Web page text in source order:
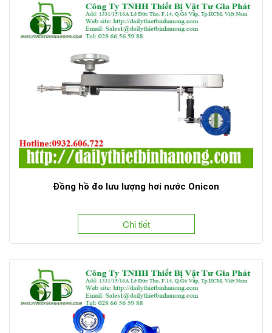
Đồng hồ đo lưu lượng hơi nước Onicon
Chi tiết